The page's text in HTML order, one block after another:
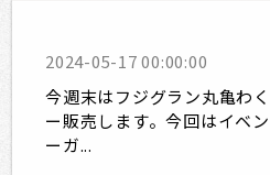
2024-05-17 00:00:00
今週末はフジグラン丸亀わ
ー販売します。今回はイベ
ーガ...